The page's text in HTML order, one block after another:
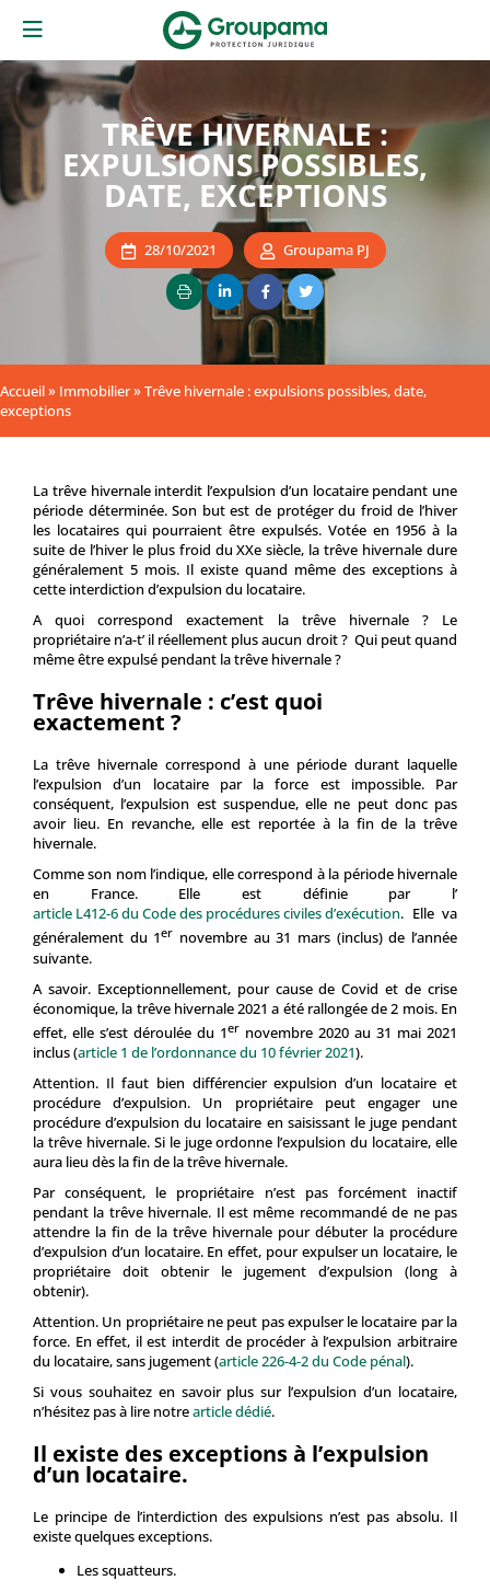
TRÊVE HIVERNALE :
EXPULSIONS POSSIBLES,
DATE, EXCEPTIONS
28/10/2021 Groupama PJ
Accueil» Immobilier» Trêve hivernale : expulsions possibles, date,
exceptions
La trêve hivernale interdit l’expulsion d’un locataire pendant une
période déterminée. Son but est de protéger du froid de l’hiver
les locataires qui pourraient être expulsés. Votée en 1956 à la
suite de l’hiver le plus froid du XXe siècle, la trêve hivernale dure
généralement 5 mois. Il existe quand même des exceptions à
cette interdiction d’expulsion du locataire.
A quoi correspond exactement la trêve hivernale ? Le
propriétaire n’a-t’ il réellement plus aucun droit ? Qui peut quand
même être expulsé pendant la trêve hivernale ?
Trêve hivernale : c’est quoi
exactement ?
La trêve hivernale correspond à une période durant laquelle
l’expulsion d’un locataire par la force est impossible. Par
conséquent, l’expulsion est suspendue, elle ne peut donc pas
avoir lieu. En revanche, elle est reportée à la fin de la trêve
hivernale.
Comme son nom l’indique, elle correspond à la période hivernale
en France. Elle est définie par l’
article L412-6 du Code des procédures civiles d’exécution. Elle va
généralement du 1er novembre au 31 mars (inclus) de l’année
suivante.
A savoir. Exceptionnellement, pour cause de Covid et de crise
économique, la trêve hivernale 2021 a été rallongée de 2 mois. En
effet, elle s’est déroulée du 1er novembre 2020 au 31 mai 2021
inclus (article 1 de l’ordonnance du 10 février 2021).
Attention. Il faut bien différencier expulsion d’un locataire et
procédure d’expulsion. Un propriétaire peut engager une
procédure d’expulsion du locataire en saisissant le juge pendant
la trêve hivernale. Si le juge ordonne l’expulsion du locataire, elle
aura lieu dès la fin de la trêve hivernale.
Par conséquent, le propriétaire n’est pas forcément inactif
pendant la trêve hivernale. Il est même recommandé de ne pas
attendre la fin de la trêve hivernale pour débuter la procédure
d’expulsion d’un locataire. En effet, pour expulser un locataire, le
propriétaire doit obtenir le jugement d’expulsion (long à
obtenir).
Attention. Un propriétaire ne peut pas expulser le locataire par la
force. En effet, il est interdit de procéder à l’expulsion arbitraire
du locataire, sans jugement (article 226-4-2 du Code pénal).
Si vous souhaitez en savoir plus sur l’expulsion d’un locataire,
n’hésitez pas à lire notrearticle dédié.
Il existe des exceptions à l’expulsion
d’un locataire.
Le principe de l’interdiction des expulsions n’est pas absolu. Il
existe quelques exceptions.
Les squatteurs.